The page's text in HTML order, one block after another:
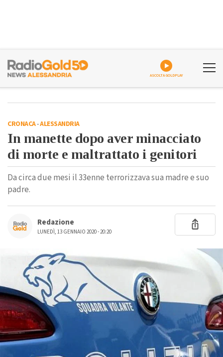
ASCOLTA GOLDPLAY
CRONACA-ALESSANDRIA
In manette dopo aver minacciato
di morte e maltrattato i genitori
Da circa due mesi il 33enne terrorizzava sua madre e suo
padre.
Redazione
LUNEDÌ, 13 GENNAIO 2020 - 20:20